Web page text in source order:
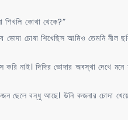
শিখলি কোথা থেকে?”
ভোদা চোষা শিখেছিস আমিও তেমনি নীল
নাই। দিদির ভোদার অবস্থা দেখে
ছেলে বন্ধু আছে। উনি কজনার চোদা